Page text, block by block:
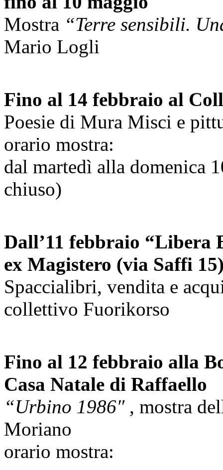
Mostra “Terre sensibili.
Mario Logli
Fino al 14 febbraio al
Poesie di Mura Misci e
orario mostra:
dal martedì alla domenica
chiuso)
Dall’11 febbraio “Libera
ex Magistero (via Saffi
Spaccialibri, vendita e
collettivo Fuorikorso
Fino al 12 febbraio alla
Casa Natale di Raffaello
“Urbino 1986″, mostra
Moriano
orario mostra: